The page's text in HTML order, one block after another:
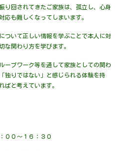
り回されてきたご家族は、孤立し、心身
応も難しくなってしまいます。
ついて正しい情報を学ぶことで本人に対
な関わり方を学びます。
ープワーク等を通して家族としての関わ
独りではない」と感じられる体験を持
ばと考えています。
００～１６：３０